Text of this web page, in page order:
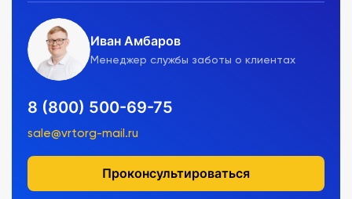
Иван Амбаров
Менеджер службы заботы о клиентах
8 (800) 500-69-75
sale@vrtorg-mail.ru
Проконсультироваться